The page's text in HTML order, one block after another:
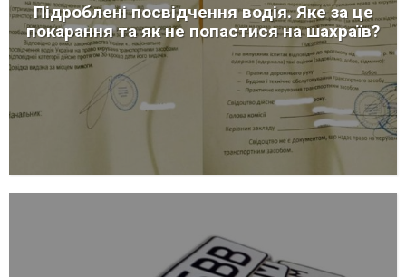
Підроблені посвідчення водія. Яке за це
покарання та як не попастися на шахраїв?